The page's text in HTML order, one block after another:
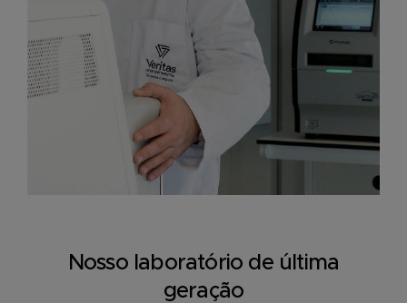
Nosso laboratório de última
geração